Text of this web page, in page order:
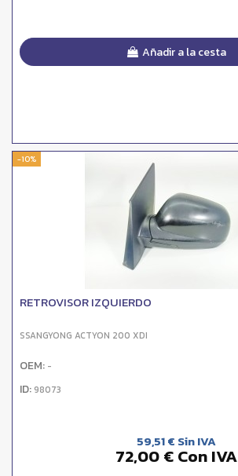
Añadir a la cesta
-10%
RETROVISOR IZQUIERDO
SSANGYONG ACTYON 200 XDI
OEM: -
ID: 98073
59,51 € Sin IVA
72,00 € Con IVA